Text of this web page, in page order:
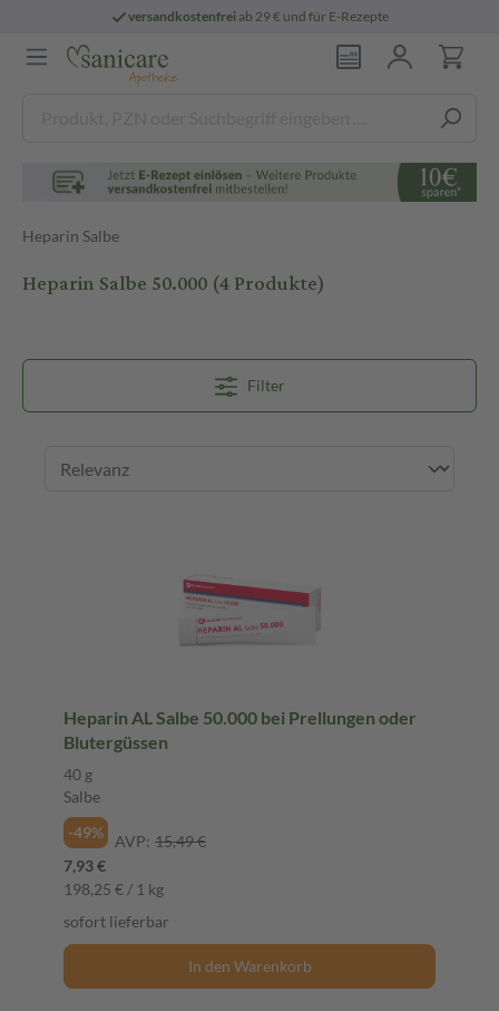
versandkostenfreiab 29 € und für E-Rezepte
Heparin Salbe
Heparin Salbe 50.000(4 Produkte)
Filter
Heparin AL Salbe 50.000 bei Prellungen oder
Blutergüssen
40 g
Salbe
-49%
AVP: 15,49 €
7,93 €
198,25 € / 1 kg
sofort lieferbar
In den Warenkorb